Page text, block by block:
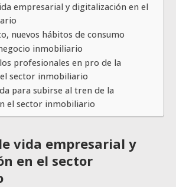
empresarial y digitalización en el
nuevos hábitos de consumo
inmobiliario
profesionales en pro de la
sector inmobiliario
para subirse al tren de la
el sector inmobiliario
vida empresarial y
en el sector